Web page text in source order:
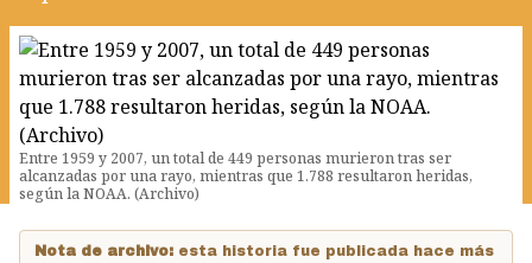
Entre 1959 y 2007, un total de 449 personas murieron tras ser
alcanzadas por una rayo, mientras que 1.788 resultaron heridas,
según la NOAA. (Archivo)
Nota de archivo: esta historia fue publicada hace más